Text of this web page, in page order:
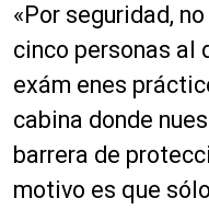
«Por seguridad,
cinco personas al
exám enes
cabina donde
barrera de
motivo es que